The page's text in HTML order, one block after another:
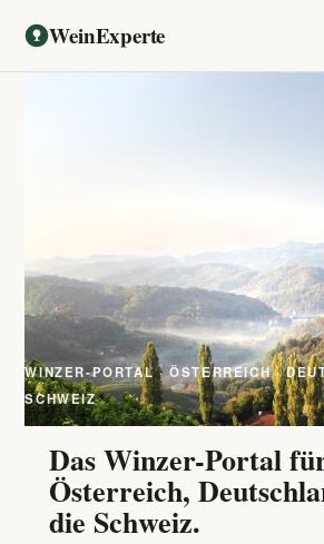
WeinExperte
WINZER-PORTAL · ÖSTERREICH ·
SCHWEIZ
Das Winzer-Portal
Österreich,
die Schweiz.